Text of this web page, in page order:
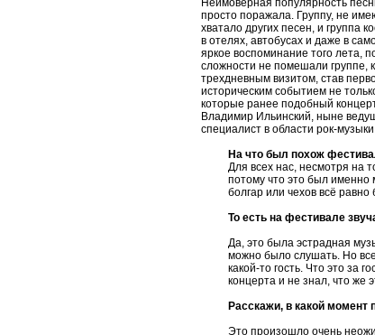
просто поражала. Группу, не
хватало других песен, и группа
в отелях, автобусах и даже в
яркое воспоминание того лета,
сложности не помешали группе,
трехдневным визитом, став
историческим событием не
которые ранее подобный
Владимир Ильинский, ныне
специалист в области рок-
На что был похож
Для всех нас, несмотря на
потому что это был именно
болгар или чехов всё равно
То есть на фестивале
Да, это была эстрадная
можно было слушать. Но
какой-то гость. Что это за
концерта и не знал, что же
Расскажи, в какой момент
Это произошло очень